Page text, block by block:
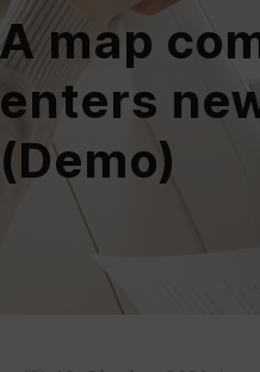
A map
enters
(Demo)